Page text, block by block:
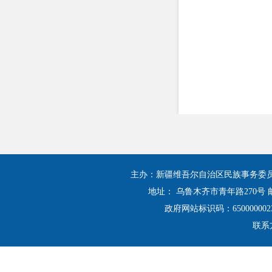
主办：新疆维吾尔自治区民族事务委
地址： 乌鲁木齐市青年路270号
政府网站标识码：
联系